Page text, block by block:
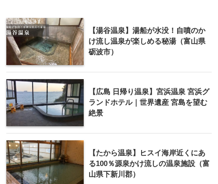
【湯谷温泉】湯船が水没！自噴のか
け流し温泉が楽しめる秘湯（富山県
砺波市）
【広島 日帰り温泉】宮浜温泉 宮浜グ
ランドホテル｜世界遺産 宮島を望む
絶景
【たから温泉】ヒスイ海岸近くにあ
る100％源泉かけ流しの温泉施設（富
山県下新川郡）